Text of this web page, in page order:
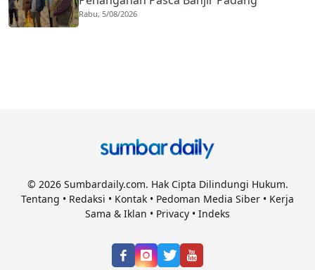
Rabu, 5/08/2026
© 2026 Sumbardaily.com. Hak Cipta Dilindungi Hukum.
Tentang • Redaksi • Kontak • Pedoman Media Siber • Kerja
Sama & Iklan • Privacy • Indeks